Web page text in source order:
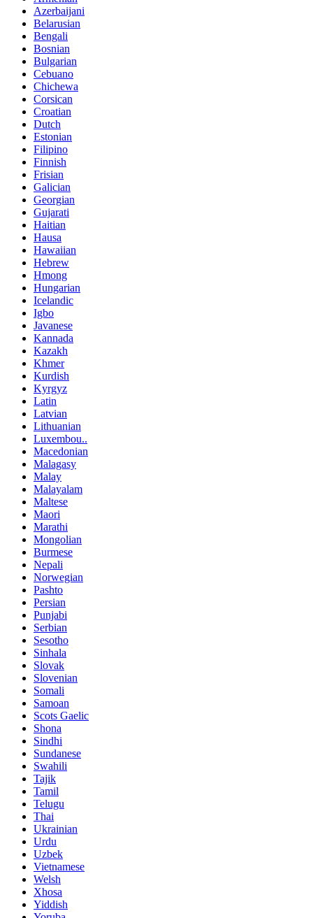
Azerbaijani
Belarusian
Bengali
Bosnian
Bulgarian
Cebuano
Chichewa
Corsican
Croatian
Dutch
Estonian
Filipino
Finnish
Frisian
Galician
Georgian
Gujarati
Haitian
Hausa
Hawaiian
Hebrew
Hmong
Hungarian
Icelandic
Igbo
Javanese
Kannada
Kazakh
Khmer
Kurdish
Kyrgyz
Latin
Latvian
Lithuanian
Luxembou..
Macedonian
Malagasy
Malay
Malayalam
Maltese
Maori
Marathi
Mongolian
Burmese
Nepali
Norwegian
Pashto
Persian
Punjabi
Serbian
Sesotho
Sinhala
Slovak
Slovenian
Somali
Samoan
Scots Gaelic
Shona
Sindhi
Sundanese
Swahili
Tajik
Tamil
Telugu
Thai
Ukrainian
Urdu
Uzbek
Vietnamese
Welsh
Xhosa
Yiddish